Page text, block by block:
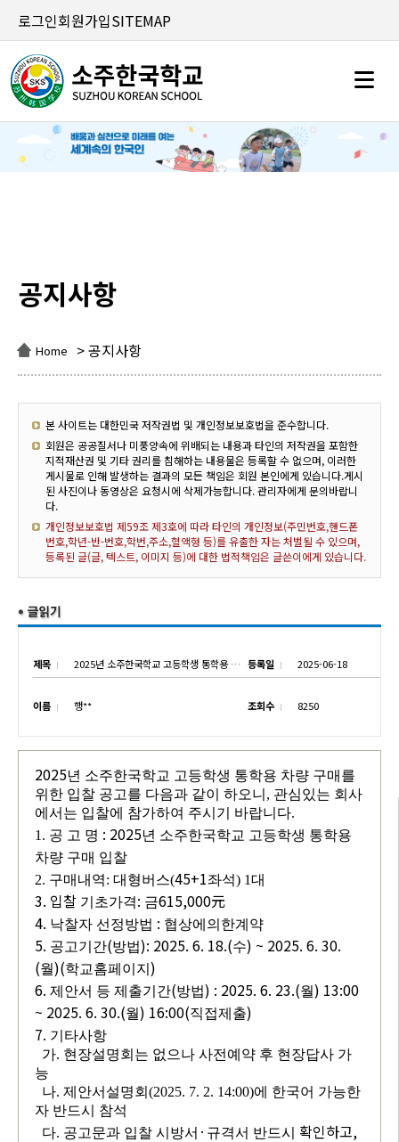
로그인회원가입SITEMAP
공지사항
Home > 공지사항
본 사이트는 대한민국 저작권법 및 개인정보보호법을 준수합니다.
회원은 공공질서나 미풍양속에 위배되는 내용과 타인의 저작권을 포함한
지적재산권 및 기타 권리를 침해하는 내용물은 등록할 수 없으며, 이러한
게시물로 인해 발생하는 결과의 모든 책임은 회원 본인에게 있습니다.게시
된 사진이나 동영상은 요청시에 삭제가능합니다. 관리자에게 문의바랍니
다.
개인정보보호법 제59조 제3호에 따라 타인의 개인정보(주민번호,핸드폰
번호,학년-반-번호,학번,주소,혈액형 등)를 유출한 자는 처벌될 수 있으며,
등록된 글(글, 텍스트, 이미지 등)에 대한 법적책임은 글쓴이에게 있습니다.
제목 2025년 소주한국학교 고등학생 통학용 차량 구매를 위한 입찰 공고 등록일 2025-06-18
이름 행** 조회수 8250
2025년 소주한국학교 고등학생 통학용 차량 구매를
위한 입찰 공고를 다음과 같이 하오니, 관심있는 회사
에서는 입찰에 참가하여 주시기 바랍니다.
1. 공 고 명 : 2025년 소주한국학교 고등학생 통학용
차량 구매 입찰
2. 구매내역: 대형버스(45+1좌석) 1대
3. 입찰 기초가격: 금615,000元
4. 낙찰자 선정방법 : 협상에의한계약
5. 공고기간(방법): 2025. 6. 18.(수) ~ 2025. 6. 30.
(월)(학교홈페이지 )
6. 제안서 등 제출기간(방법) : 2025. 6. 23.(월) 13:00
~ 2025. 6. 30.(월) 16:00(직접제출)
7. 기타사항
가. 현장설명회는 없으나 사전예약 후 현장답사 가
능
나. 제안서설명회(2025. 7. 2. 14:00)에 한국어 가능한
자 반드시 참석
다. 공고문과 입찰 시방서 · 규격서 반드시
확인하고,